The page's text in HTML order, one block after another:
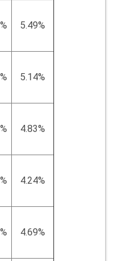
5.49%
5.14%
4.83%
4.24%
4.69%